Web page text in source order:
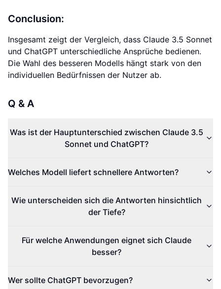
Conclusion:
Insgesamt zeigt der Vergleich, dass Claude 3.5 Sonnet
und ChatGPT unterschiedliche Ansprüche bedienen.
Die Wahl des besseren Modells hängt stark von den
individuellen Bedürfnissen der Nutzer ab.
Q & A
Was ist der Hauptunterschied zwischen Claude 3.5
Sonnet und ChatGPT?
Welches Modell liefert schnellere Antworten?
Wie unterscheiden sich die Antworten hinsichtlich
der Tiefe?
Für welche Anwendungen eignet sich Claude
besser?
Wer sollte ChatGPT bevorzugen?